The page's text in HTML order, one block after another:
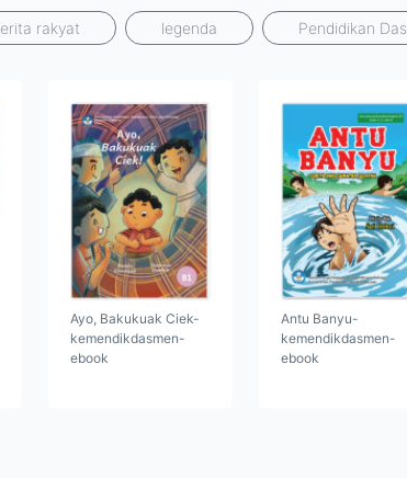
rakyat legenda Pendidikan
Ayo, Bakukuak Ciek-
kemendikdasmen-
ebook
Antu Banyu-
kemendikdasmen-
ebook